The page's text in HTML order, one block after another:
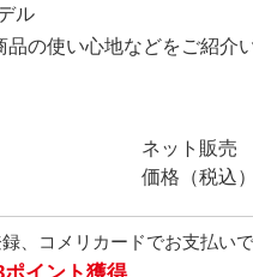
ル
の使い心地などをご紹介
ネット販売
価格（税込）
、コメリカードでお支払いで
ポイント獲得